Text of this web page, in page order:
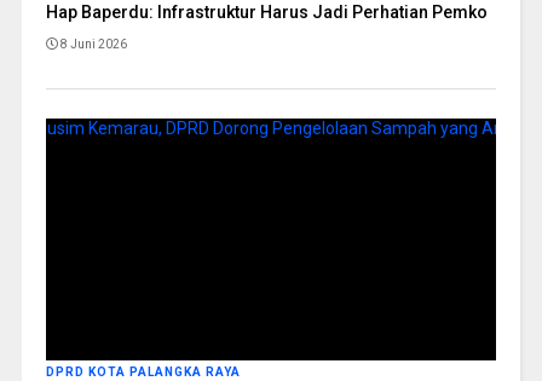
Hap Baperdu: Infrastruktur Harus Jadi Perhatian Pemko
8 Juni 2026
DPRD KOTA PALANGKA RAYA